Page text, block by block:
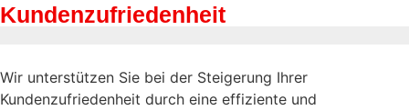
Kundenzufriedenheit
Wir unterstützen Sie bei der Steigerung Ihrer
Kundenzufriedenheit durch eine effiziente und